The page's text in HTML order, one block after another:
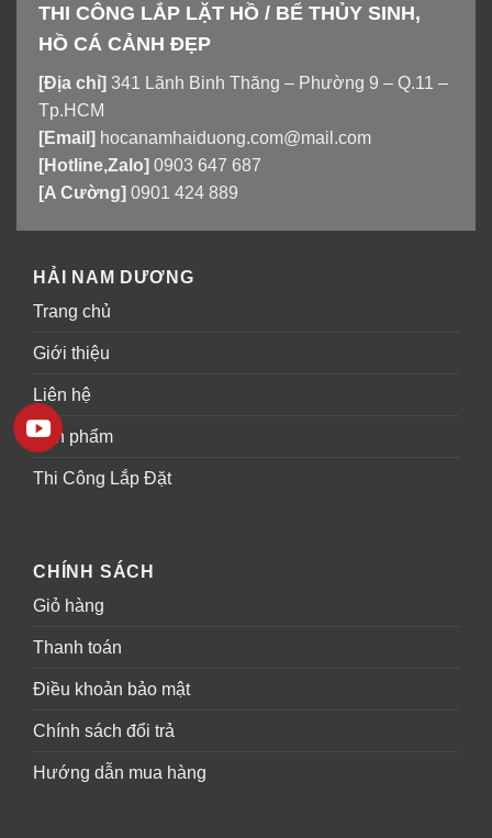
THI CÔNG LẮP LẶT HỒ / BỂ THỦY SINH,
HỒ CÁ CẢNH ĐẸP
[Địa chỉ] 341 Lãnh Binh Thăng – Phường 9 – Q.11 –
Tp.HCM
[Email] hocanamhaiduong.com@mail.com
[Hotline,Zalo] 0903 647 687
[A Cường] 0901 424 889
HẢI NAM DƯƠNG
Trang chủ
Giới thiệu
Liên hệ
Sản phẩm
Thi Công Lắp Đặt
CHÍNH SÁCH
Giỏ hàng
Thanh toán
Điều khoản bảo mật
Chính sách đổi trả
Hướng dẫn mua hàng